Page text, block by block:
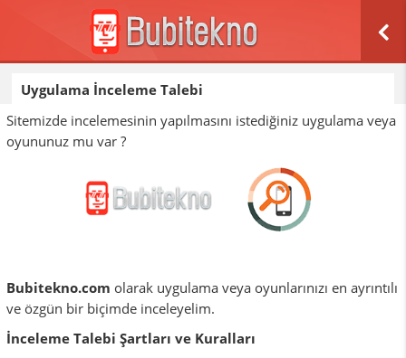
Uygulama İnceleme Talebi
Sitemizde incelemesinin yapılmasını istediğiniz uygulama veya
oyununuz mu var ?
Bubitekno.com olarak uygulama veya oyunlarınızı en ayrıntılı
ve özgün bir biçimde inceleyelim.
İnceleme Talebi Şartları ve Kuralları